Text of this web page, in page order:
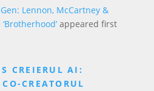
Lennon, McCartney &
appeared first
CREIERUL AI:
CREATORUL